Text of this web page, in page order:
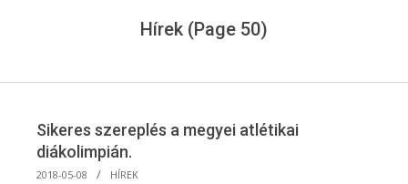
Hírek (Page 50)
Sikeres szereplés a megyei atlétikai
diákolimpián.
2018-
2018-05-08 HÍREK